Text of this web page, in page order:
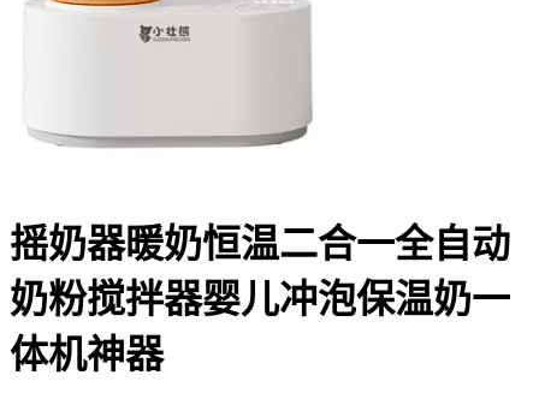
摇奶器暖奶恒温二合一全自动
奶粉搅拌器婴儿冲泡保温奶一
体机神器